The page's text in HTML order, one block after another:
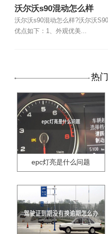
沃尔沃s90混动怎么样
沃尔沃s90混动怎么样?沃尔沃
优点如下：1、外观优美...
热
epc灯亮是什么问题